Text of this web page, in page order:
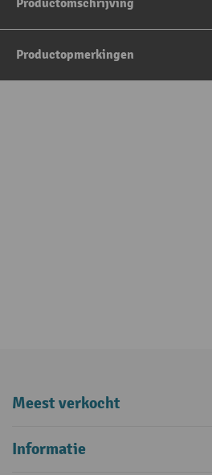
Productomschrijving
Productopmerkingen
Meest verkocht
Informatie